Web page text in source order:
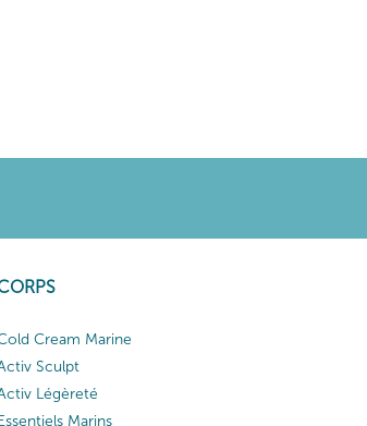
Cream Marine
Sculpt
Légèreté
Marins